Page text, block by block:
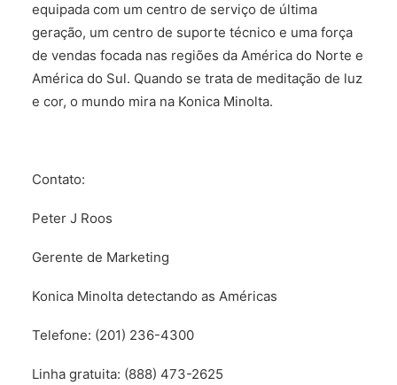
equipada com um centro de serviço de última
geração, um centro de suporte técnico e uma força
de vendas focada nas regiões da América do Norte e
América do Sul. Quando se trata de meditação de luz
e cor, o mundo mira na Konica Minolta.
Contato:
Peter J Roos
Gerente de Marketing
Konica Minolta detectando as Américas
Telefone: (201) 236-4300
Linha gratuita: (888) 473-2625